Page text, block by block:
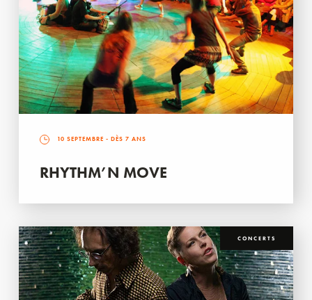
10 SEPTEMBRE - DÈS 7 ANS
RHYTHM’N MOVE
CONCERTS